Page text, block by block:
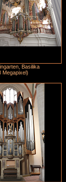
Basilika
Megapixel)